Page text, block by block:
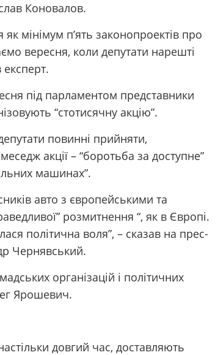
Коновалов.
мінімум п’ять законопроектів про
вересня, коли депутати нарешті
під парламентом представники
“стотисячну акцію”.
повинні прийняти,
акції – “боротьба за доступне”
машинах”.
авто з європейськими та
розмитнення “, як в Європі.
політична воля”, – сказав на прес-
Чернявський.
організацій і політичних
Ярошевич.
довгий час, доставляють